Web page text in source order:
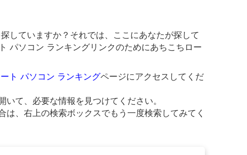
していますか？それでは、ここにあなたが探して
パソコン ランキングリンクのためにあちこちロー
ト パソコン ランキングページにアクセスしてくだ
て、必要な情報を見つけてください。
は、右上の検索ボックスでもう一度検索してみてく